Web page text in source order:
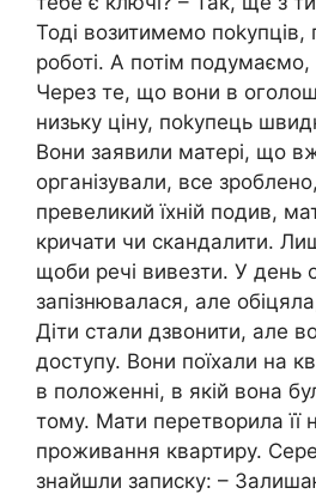
Тоді возитимемо поkупців,
роботі. А потім подумаємо,
Через те, що вони в
низьку ціну, поkупець
Вони заявили матері, що
організували, все
превеликий їхній подив,
кричати чи скандалити.
щоби речі вивезти. У день
запізнювалася, але
Діти стали дзвонити, але
доступу. Вони поїхали на
в положенні, в якій вона
тому. Мати перетворила її
проживання квартиру.
знайшли записку: –